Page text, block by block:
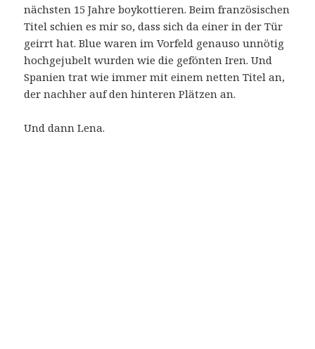
nächsten 15 Jahre boykottieren. Beim französischen
Titel schien es mir so, dass sich da einer in der Tür
geirrt hat. Blue waren im Vorfeld genauso unnötig
hochgejubelt wurden wie die gefönten Iren. Und
Spanien trat wie immer mit einem netten Titel an,
der nachher auf den hinteren Plätzen an.
Und dann Lena.